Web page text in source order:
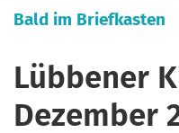
Bald im Briefkasten
Lübbener
Dezember